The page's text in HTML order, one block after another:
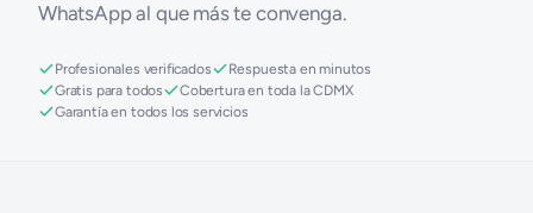
WhatsApp al que más te convenga.
Profesionales verificados
Respuesta en minutos
Gratis para todos
Cobertura en toda la CDMX
Garantía en todos los servicios